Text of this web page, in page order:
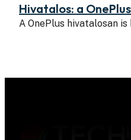
Hivatalos: a
A OnePlus hivatalosan